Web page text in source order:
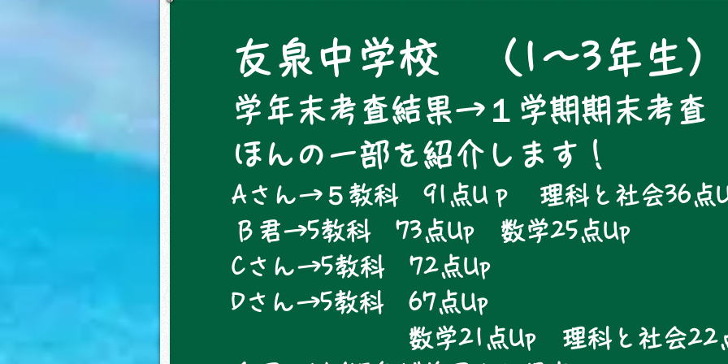
友泉中学校 （1～3年生）
学年末考査結果→１学期期末考査
​ほんの一部を紹介します！
Aさん→５教科 91点Uｐ 理科と社会36点
Ｂ君→5教科 73点Up 数学25点Up
Cさん→5教科 72点Up
​Dさん→5教科 67点Up
数学21点Up 理科と社会22点